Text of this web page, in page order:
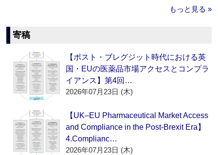
もっと見る »
寄稿
【ポスト・ブレグジット時代における英
国・EUの医薬品市場アクセスとコンプラ
イアンス】第4回…
2026年07月23日 (木)
【UK–EU Pharmaceutical Market Access
and Compliance in the Post-Brexit Era】
4.Complianc…
2026年07月23日 (木)